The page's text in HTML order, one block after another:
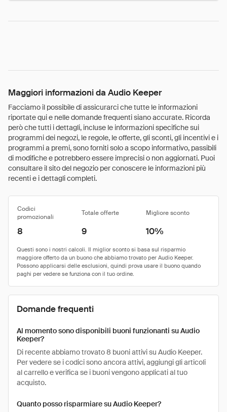
Maggiori informazioni da Audio Keeper
Facciamo il possibile di assicurarci che tutte le informazioni
riportate qui e nelle domande frequenti siano accurate. Ricorda
però che tutti i dettagli, incluse le informazioni specifiche sui
programmi dei negozi, le regole, le offerte, gli sconti, gli incentivi e i
programmi a premi, sono forniti solo a scopo informativo, passibili
di modifiche e potrebbero essere imprecisi o non aggiornati. Puoi
consultare il sito del negozio per conoscere le informazioni più
recenti e i dettagli completi.
Codici
promozionali
Totale offerte Migliore sconto
8 9 10%
Domande frequenti
Al momento sono disponibili buoni funzionanti su Audio
Keeper?
Di recente abbiamo trovato 8 buoni attivi su Audio Keeper.
Per vedere se i codici sono ancora attivi, aggiungi gli articoli
al carrello e verifica se i buoni vengono applicati al tuo
acquisto.
Quanto posso risparmiare su Audio Keeper?